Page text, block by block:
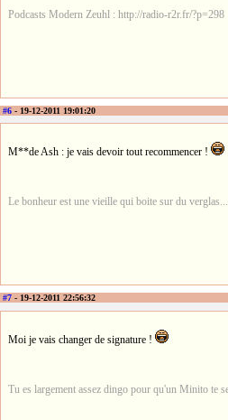
Podcasts Modern Zeuhl : http://radio-r2r.fr/?p=298
#6 - 19-12-2011 19:01:20
M**de Ash : je vais devoir tout recommencer !
Le bonheur est une vieille qui boite sur du verglas...
#7 - 19-12-2011 22:56:32
Moi je vais changer de signature !
Tu es largement assez dingo pour qu'un Minito te